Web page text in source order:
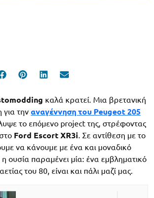
καλά κρατεί. Μια βρετανική
για την αναγέννηση του Peugeot 205
το επόμενο project της, στρέφοντας
Ford Escort XR3i. Σε αντίθεση με το
να κάνουμε με ένα και μοναδικό
ουσία παραμένει μία: ένα εμβληματικό
του 80, είναι και πάλι μαζί μας.